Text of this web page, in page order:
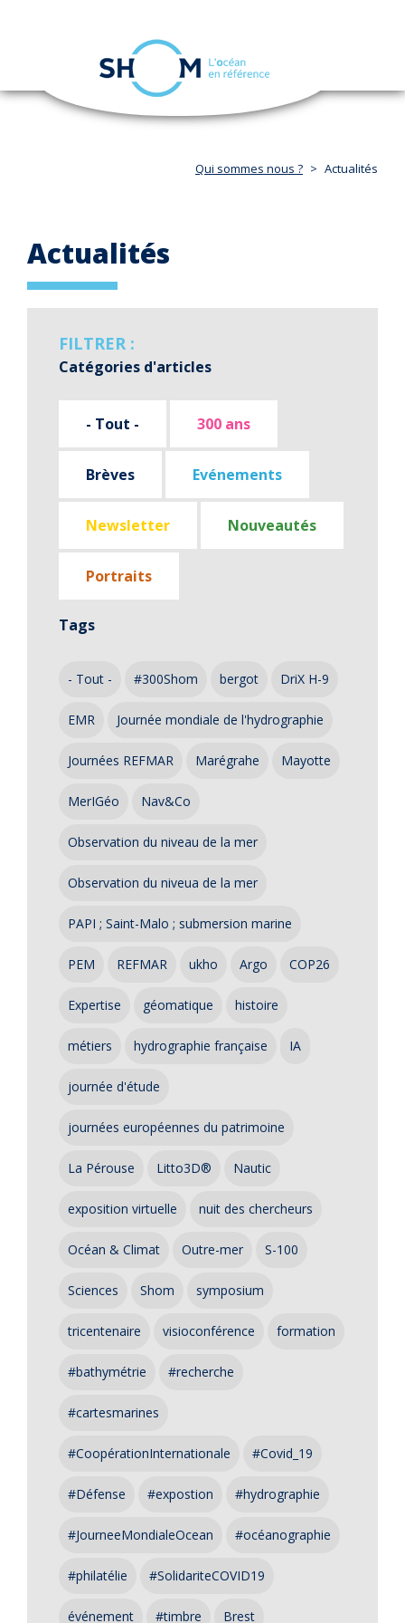
Aller
navigation
Qui sommes nous ? Actualités
Actualités
FILTRER :
Catégories d'articles
- Tout - 300 ans
Brèves Evénements
Newsletter Nouveautés
Portraits
Tags
- Tout - #300Shom bergot DriX H-9
EMR Journée mondiale de l'hydrographie
Journées REFMAR Marégrahe Mayotte
MerIGéo Nav&Co
Observation du niveau de la mer
Observation du niveua de la mer
PAPI ; Saint-Malo ; submersion marine
PEM REFMAR ukho Argo COP26
Expertise géomatique histoire
métiers hydrographie française IA
journée d'étude
journées européennes du patrimoine
La Pérouse Litto3D® Nautic
exposition virtuelle nuit des chercheurs
Océan & Climat Outre-mer S-100
Sciences Shom symposium
tricentenaire visioconférence formation
#bathymétrie #recherche
#cartesmarines
#CoopérationInternationale #Covid_19
#Défense #expostion #hydrographie
#JourneeMondialeOcean #océanographie
#philatélie #SolidariteCOVID19
événement #timbre Brest